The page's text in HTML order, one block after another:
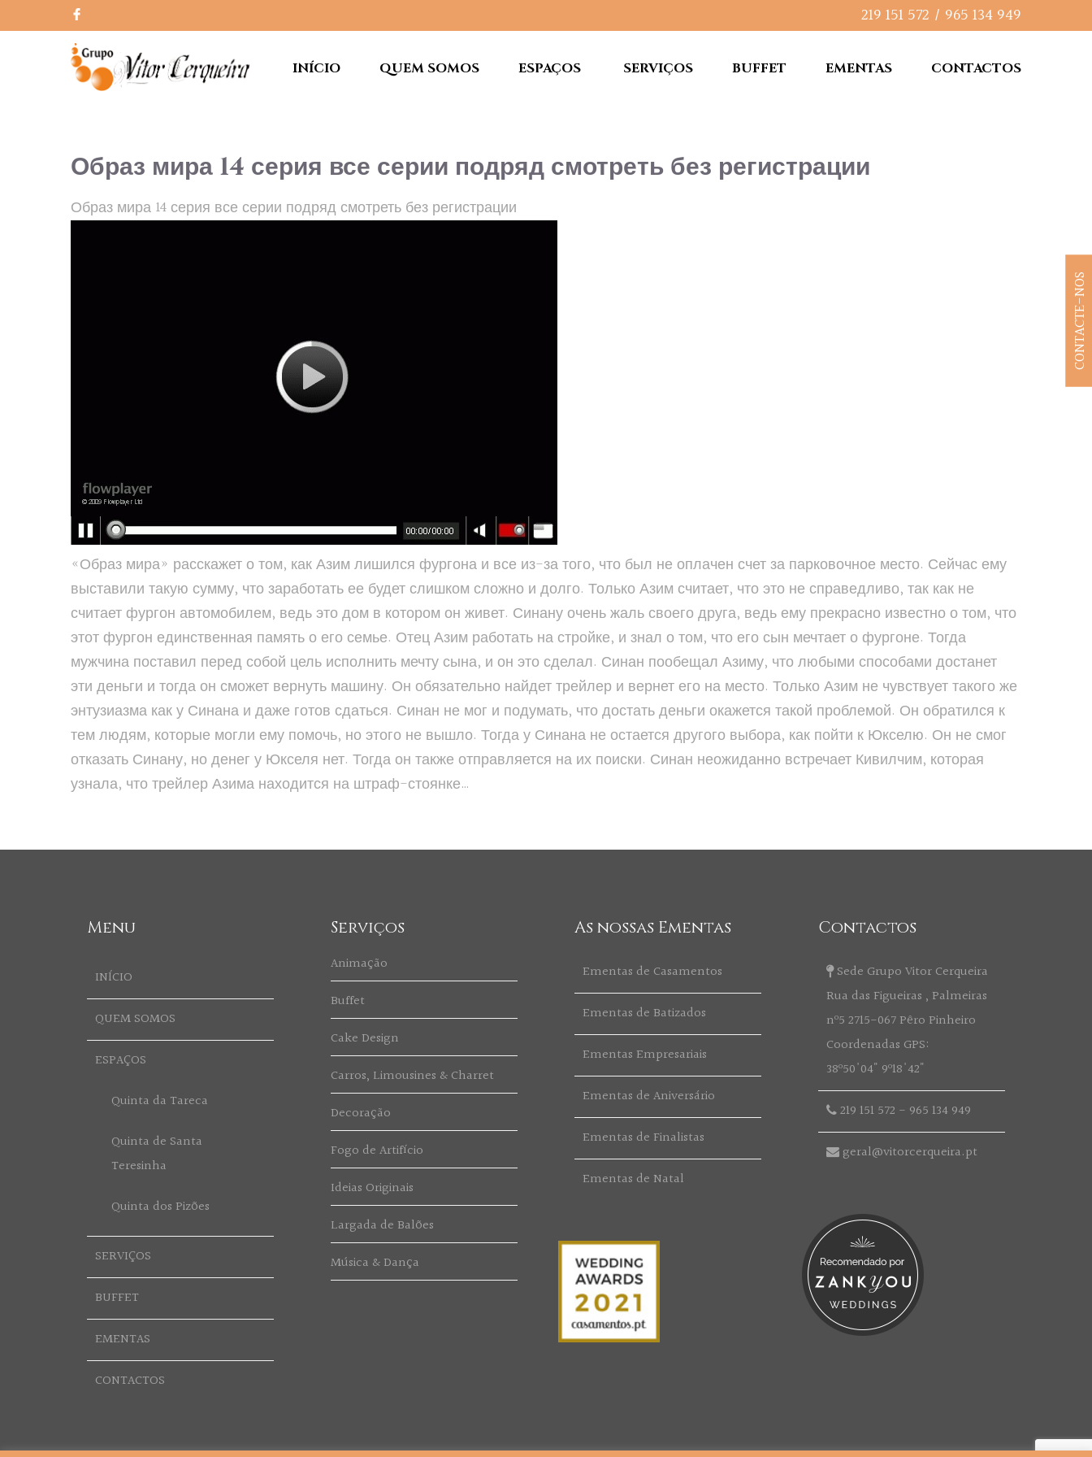
219 151 572 / 965 134 949
INÍCIO QUEM SOMOS ESPAÇOS SERVIÇOS BUFFET EMENTAS CONTACTOS
Образ мира 14 серия все серии подряд смотреть без регистрации
Образ мира 14 серия все серии подряд смотреть без регистрации
«Образ мира» расскажет о том, как Азим лишился фургона и все из-за того, что был не оплачен счет за парковочное место. Сейчас ему
выставили такую сумму, что заработать ее будет слишком сложно и долго. Только Азим считает, что это не справедливо, так как не
считает фургон автомобилем, ведь это дом в котором он живет. Синану очень жаль своего друга, ведь ему прекрасно известно о том, что
этот фургон единственная память о его семье. Отец Азим работать на стройке, и знал о том, что его сын мечтает о фургоне. Тогда
мужчина поставил перед собой цель исполнить мечту сына, и он это сделал. Синан пообещал Азиму, что любыми способами достанет
эти деньги и тогда он сможет вернуть машину. Он обязательно найдет трейлер и вернет его на место. Только Азим не чувствует такого же
энтузиазма как у Синана и даже готов сдаться. Синан не мог и подумать, что достать деньги окажется такой проблемой. Он обратился к
тем людям, которые могли ему помочь, но этого не вышло. Тогда у Синана не остается другого выбора, как пойти к Юкселю. Он не смог
отказать Синану, но денег у Юкселя нет. Тогда он также отправляется на их поиски. Синан неожиданно встречает Кивилчим, которая
узнала, что трейлер Азима находится на штраф-стоянке…
Menu
INÍCIO
QUEM SOMOS
ESPAÇOS
Quinta da Tareca
Quinta de Santa
Teresinha
Quinta dos Pizões
SERVIÇOS
BUFFET
EMENTAS
CONTACTOS
Serviços
Animação
Buffet
Cake Design
Carros, Limousines & Charret
Decoração
Fogo de Artifício
Ideias Originais
Largada de Balões
Música & Dança
As nossas Ementas
Ementas de Casamentos
Ementas de Batizados
Ementas Empresariais
Ementas de Aniversário
Ementas de Finalistas
Ementas de Natal
Contactos
Sede Grupo Vitor Cerqueira
Rua das Figueiras , Palmeiras
nº5 2715-067 Pêro Pinheiro
Coordenadas GPS:
38º50'04" 9º18'42"
219 151 572 - 965 134 949
geral@vitorcerqueira.pt
CONTACTE-NOS